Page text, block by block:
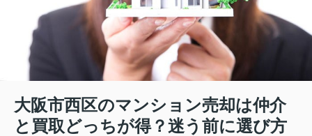
大阪市西区のマンション売却は仲介
と買取どっちが得？迷う前に選び方